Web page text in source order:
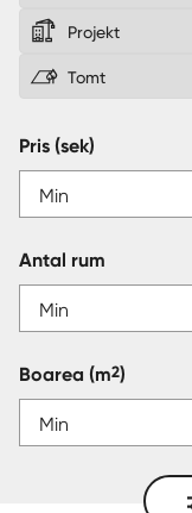
Projekt
Tomt
Pris (sek)
Antal rum
Boarea (m2)